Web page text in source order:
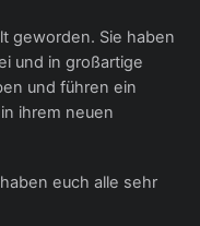
geworden. Sie haben
und in großartige
und führen ein
ihrem neuen
euch alle sehr